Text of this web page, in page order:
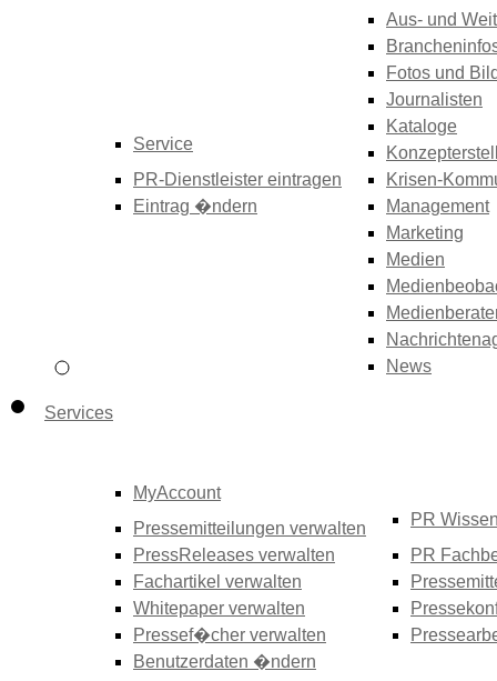
Service
PR-Dienstleister eintragen
Eintrag �ndern
Aus- und
Fotos und
Journalisten
Kataloge
Krisen-
Management
Marketing
Medien
News
Services
MyAccount
Pressemitteilungen verwalten
PressReleases verwalten
Fachartikel verwalten
Whitepaper verwalten
Pressef�cher verwalten
Benutzerdaten �ndern
PR
PR